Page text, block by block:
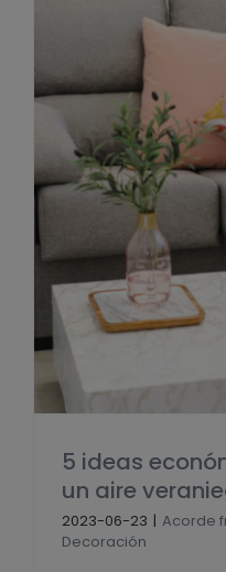
5 ideas
un aire
2023-06-23 | Acorde
Decoración